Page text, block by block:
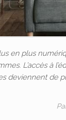
en plus
L’accès à
deviennent de